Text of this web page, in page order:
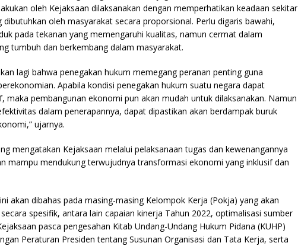
oleh Kejaksaan dilaksanakan dengan memperhatikan keadaan sekitar
oleh masyarakat secara proporsional. Perlu digaris bawahi,
pada tekanan yang memengaruhi kualitas, namun cermat dalam
tumbuh dan berkembang dalam masyarakat.
lagi bahwa penegakan hukum memegang peranan penting guna
Apabila kondisi penegakan hukum suatu negara dapat
maka pembangunan ekonomi pun akan mudah untuk dilaksanakan. Namun
dalam penerapannya, dapat dipastikan akan berdampak buruk
ujarnya.
mengatakan Kejaksaan melalui pelaksanaan tugas dan kewenangannya
mampu mendukung terwujudnya transformasi ekonomi yang inklusif dan
akan dibahas pada masing-masing Kelompok Kerja (Pokja) yang akan
spesifik, antara lain capaian kinerja Tahun 2022, optimalisasi sumber
pasca pengesahan Kitab Undang-Undang Hukum Pidana (KUHP)
Peraturan Presiden tentang Susunan Organisasi dan Tata Kerja, serta